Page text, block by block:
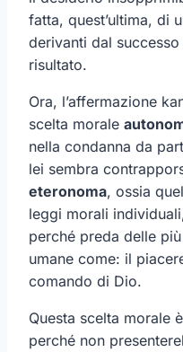
fatta, quest’ultima, di
derivanti dal
risultato.
Ora, l’affermazione
scelta morale
nella condanna da
lei sembra
eteronoma, ossia
leggi morali
perché preda delle
umane come: il
comando di Dio.
Questa scelta morale
perché non